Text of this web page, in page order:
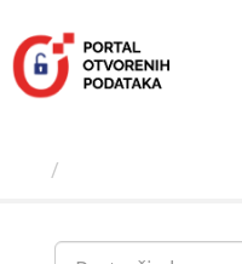
sadržaj